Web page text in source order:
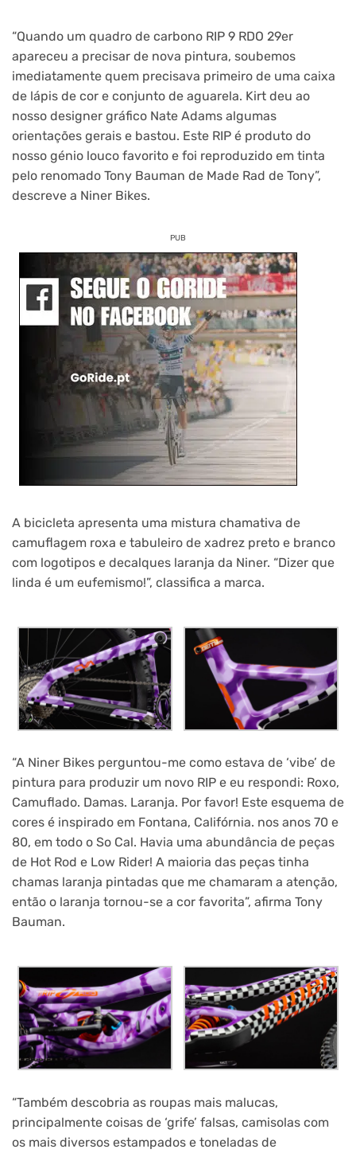
“Quando um quadro de carbono RIP 9 RDO 29er
apareceu a precisar de nova pintura, soubemos
imediatamente quem precisava primeiro de uma caixa
de lápis de cor e conjunto de aguarela. Kirt deu ao
nosso designer gráfico Nate Adams algumas
orientações gerais e bastou. Este RIP é produto do
nosso génio louco favorito e foi reproduzido em tinta
pelo renomado Tony Bauman de Made Rad de Tony”,
descreve a Niner Bikes.
PUB
A bicicleta apresenta uma mistura chamativa de
camuflagem roxa e tabuleiro de xadrez preto e branco
com logotipos e decalques laranja da Niner. “Dizer que
linda é um eufemismo!”, classifica a marca.
“A Niner Bikes perguntou-me como estava de ‘vibe’ de
pintura para produzir um novo RIP e eu respondi: Roxo,
Camuflado. Damas. Laranja. Por favor! Este esquema de
cores é inspirado em Fontana, Califórnia. nos anos 70 e
80, em todo o So Cal. Havia uma abundância de peças
de Hot Rod e Low Rider! A maioria das peças tinha
chamas laranja pintadas que me chamaram a atenção,
então o laranja tornou-se a cor favorita”, afirma Tony
Bauman.
“Também descobria as roupas mais malucas,
principalmente coisas de ‘grife’ falsas, camisolas com
os mais diversos estampados e toneladas de